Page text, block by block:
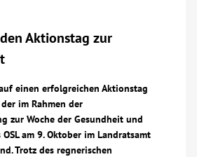
Aktionstag zur
einen erfolgreichen Aktionstag
im Rahmen der
zur Woche der Gesundheit und
am 9. Oktober im Landratsamt
Trotz des regnerischen